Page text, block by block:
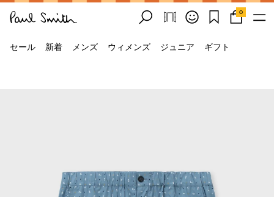
0
セール 新着 メンズ ウィメンズ ジュニア ギフト